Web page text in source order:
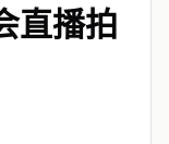
直播拍